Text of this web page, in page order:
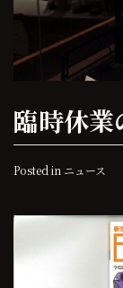
臨時休業
Posted in ニュース